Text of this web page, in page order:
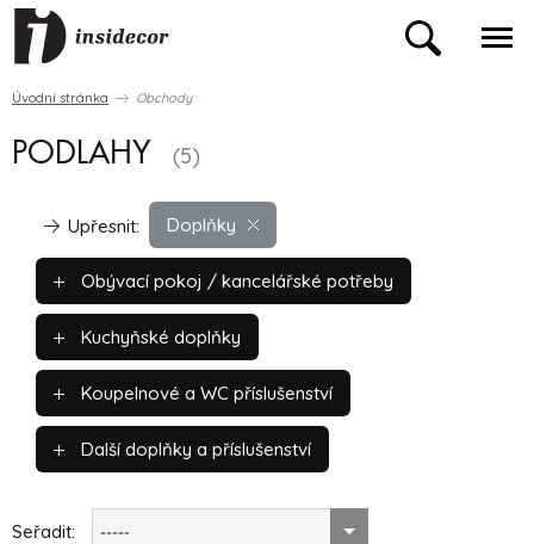
Úvodní stránka Obchody
PODLAHY (5)
Doplňky
Upřesnit:
Obývací pokoj / kancelářské potřeby
Kuchyňské doplňky
Koupelnové a WC příslušenství
Další doplňky a příslušenství
Seřadit: -----